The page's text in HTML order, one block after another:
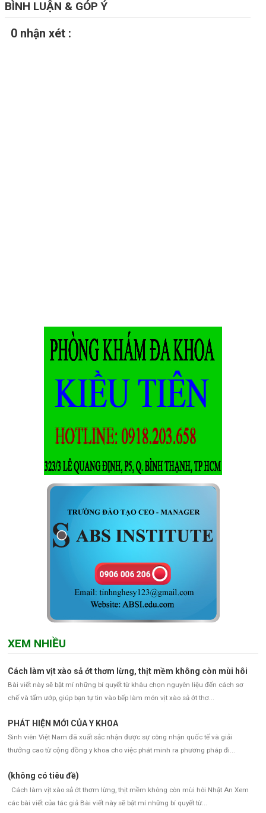
BÌNH LUẬN & GÓP Ý
0 nhận xét :
XEM NHIỀU
Cách làm vịt xào sả ớt thơm lừng, thịt mềm không còn mùi hôi
Bài viết này sẽ bật mí những bí quyết từ khâu chọn nguyên liệu đến cách sơ
chế và tẩm ướp, giúp bạn tự tin vào bếp làm món vịt xào sả ớt thơ...
PHÁT HIỆN MỚI CỦA Y KHOA
Sinh viên Việt Nam đã xuất sắc nhận được sự công nhận quốc tế và giải
thưởng cao từ cộng đồng y khoa cho việc phát minh ra phương pháp đi...
(không có tiêu đề)
Cách làm vịt xào sả ớt thơm lừng, thịt mềm không còn mùi hôi Nhật An Xem
các bài viết của tác giả Bài viết này sẽ bật mí những bí quyết từ...